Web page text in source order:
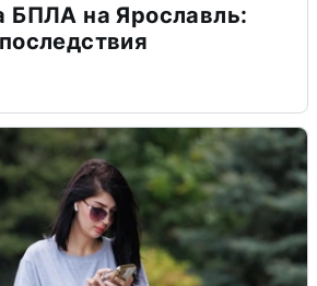
БПЛА на Ярославль: